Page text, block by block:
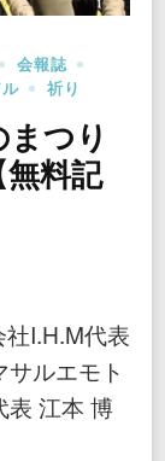
会報誌
祈り
つり
無料記
社I.H.M代表
ルエモト
表 江本 博